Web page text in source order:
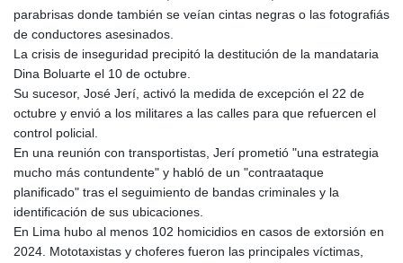
parabrisas donde también se veían cintas negras o las fotografiás
de conductores asesinados.
La crisis de inseguridad precipitó la destitución de la mandataria
Dina Boluarte el 10 de octubre.
Su sucesor, José Jerí, activó la medida de excepción el 22 de
octubre y envió a los militares a las calles para que refuercen el
control policial.
En una reunión con transportistas, Jerí prometió "una estrategia
mucho más contundente" y habló de un "contraataque
planificado" tras el seguimiento de bandas criminales y la
identificación de sus ubicaciones.
En Lima hubo al menos 102 homicidios en casos de extorsión en
2024. Mototaxistas y choferes fueron las principales víctimas,